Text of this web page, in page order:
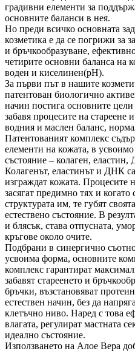
градивни елементи за
основните баланси в нея.
Но преди всичко основната
козметика е да се погрижи за
и бръчкообразуване,
четирите основни баланса на
воден и киселинен(рH).
За първи път в нашите
патентован биологично
начин постига основните
забавя процесите на стареене
водния и маслен баланс,
Патентованият комплекс
елементи на кожата, в
състояние – колаген,
Колагенът, еластинът и ДНК
изграждат кожата. Процесите
засягат предимно тях и
структурата им, те губят
естествено състояние. В
и блясък, става отпусната,
кръгове около очите.
Подбрани в синергично
усвоима форма, основните
комплекс гарантират
забавят стареенето и
бръчки, възстановяват
естествен начин, без да
клетъчно ниво. Наред с това
влагата, регулират мастната
идеално състояние.
Използването на Алое Вера